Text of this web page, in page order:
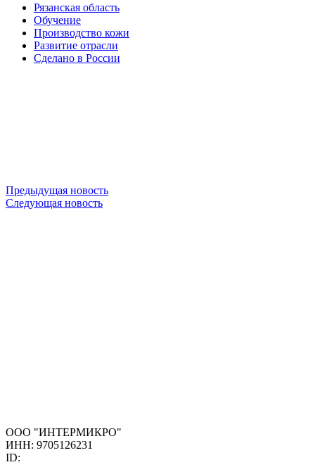
Рязанская область
Обучение
Производство кожи
Развитие отрасли
Сделано в России
Предыдущая новость
Следующая новость
ООО "ИНТЕРМИКРО"
ИНН: 9705126231
ID: